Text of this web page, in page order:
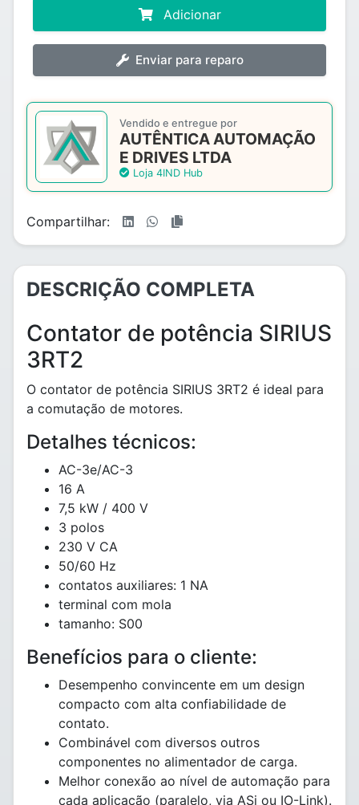
Adicionar
Enviar para reparo
Vendido e entregue por
AUTÊNTICA AUTOMAÇÃO
E DRIVES LTDA
Loja 4IND Hub
Compartilhar:
DESCRIÇÃO COMPLETA
Contator de potência SIRIUS
3RT2
O contator de potência SIRIUS 3RT2 é ideal para
a comutação de motores.
Detalhes técnicos:
AC-3e/AC-3
16 A
7,5 kW / 400 V
3 polos
230 V CA
50/60 Hz
contatos auxiliares: 1 NA
terminal com mola
tamanho: S00
Benefícios para o cliente:
Desempenho convincente em um design
compacto com alta confiabilidade de
contato.
Combinável com diversos outros
componentes no alimentador de carga.
Melhor conexão ao nível de automação para
cada aplicação (paralelo, via ASi ou IO-Link).